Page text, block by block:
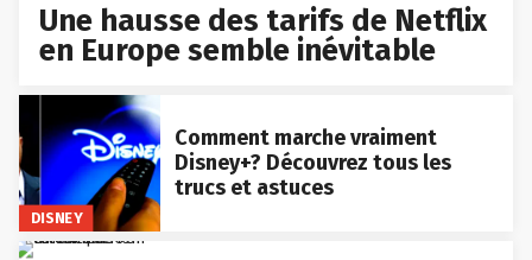
Une hausse des tarifs de Netflix
en Europe semble inévitable
DISNEY
Comment marche vraiment
Disney+? Découvrez tous les
trucs et astuces